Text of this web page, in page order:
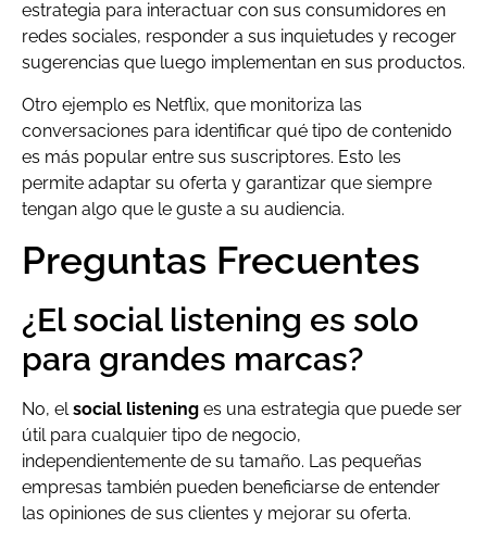
estrategia para interactuar con sus consumidores en
redes sociales, responder a sus inquietudes y recoger
sugerencias que luego implementan en sus productos.
Otro ejemplo es Netflix, que monitoriza las
conversaciones para identificar qué tipo de contenido
es más popular entre sus suscriptores. Esto les
permite adaptar su oferta y garantizar que siempre
tengan algo que le guste a su audiencia.
Preguntas Frecuentes
¿El social listening es solo
para grandes marcas?
No, elsocial listening es una estrategia que puede ser
útil para cualquier tipo de negocio,
independientemente de su tamaño. Las pequeñas
empresas también pueden beneficiarse de entender
las opiniones de sus clientes y mejorar su oferta.